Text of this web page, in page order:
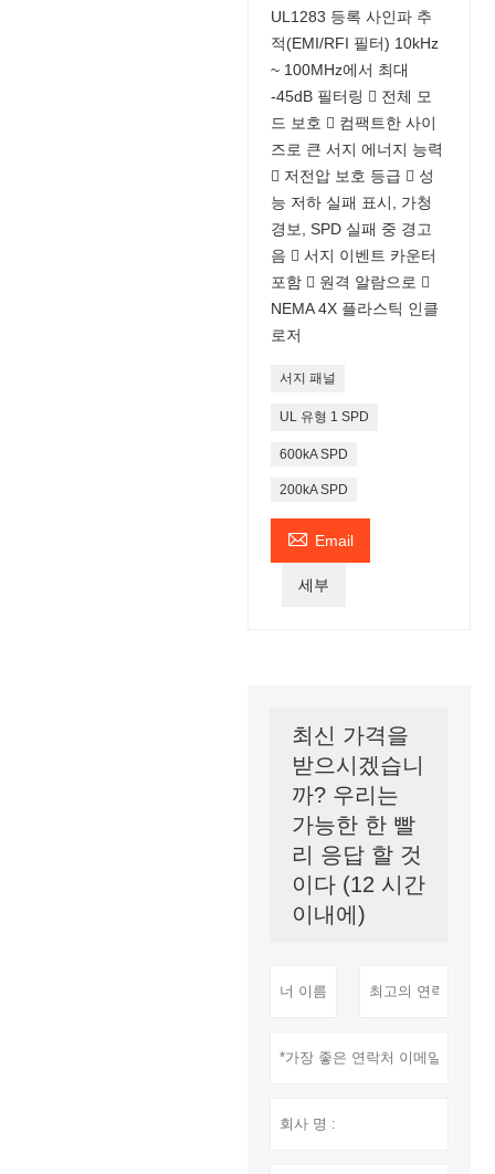
UL1283 등록 사인파 추
적(EMI/RFI 필터) 10kHz
~ 100MHz에서 최대
-45dB 필터링  전체 모
드 보호  컴팩트한 사이
즈로 큰 서지 에너지 능력
 저전압 보호 등급  성
능 저하 실패 표시, 가청
경보, SPD 실패 중 경고
음  서지 이벤트 카운터
포함  원격 알람으로 
NEMA 4X 플라스틱 인클
로저
서지 패널
UL 유형 1 SPD
600kA SPD
200kA SPD
 Email
세부
최신 가격을
받으시겠습니
까? 우리는
가능한 한 빨
리 응답 할 것
이다 (12 시간
이내에)